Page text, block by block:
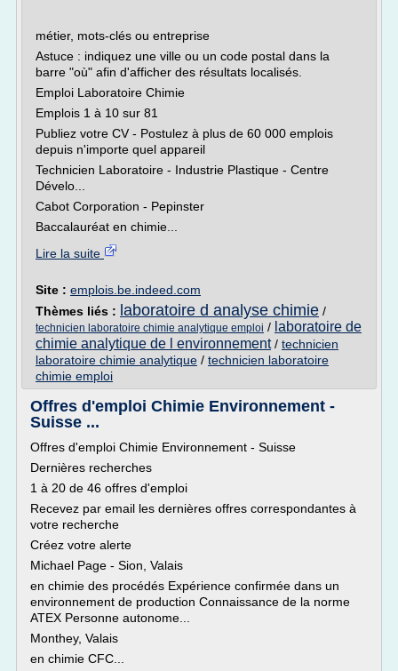
métier, mots-clés ou entreprise
Astuce : indiquez une ville ou un code postal dans la
barre "où" afin d'afficher des résultats localisés.
Emploi Laboratoire Chimie
Emplois 1 à 10 sur 81
Publiez votre CV - Postulez à plus de 60 000 emplois
depuis n'importe quel appareil
Technicien Laboratoire - Industrie Plastique - Centre
Dévelo...
Cabot Corporation - Pepinster
Baccalauréat en chimie...
Lire la suite
Site : emplois.be.indeed.com
Thèmes liés : laboratoire d analyse chimie /
technicien laboratoire chimie analytique emploi / laboratoire de
chimie analytique de l environnement/ technicien
laboratoire chimie analytique / technicien laboratoire
chimie emploi
Offres d'emploi Chimie Environnement -
Suisse ...
Offres d'emploi Chimie Environnement - Suisse
Dernières recherches
1 à 20 de 46 offres d'emploi
Recevez par email les dernières offres correspondantes à
votre recherche
Créez votre alerte
Michael Page - Sion, Valais
en chimie des procédés Expérience confirmée dans un
environnement de production Connaissance de la norme
ATEX Personne autonome...
Monthey, Valais
en chimie CFC...